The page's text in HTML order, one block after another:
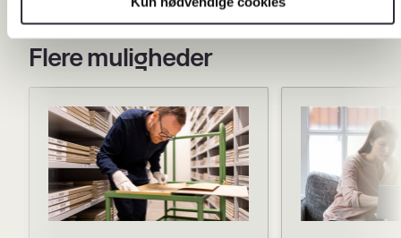
Flere muligheder